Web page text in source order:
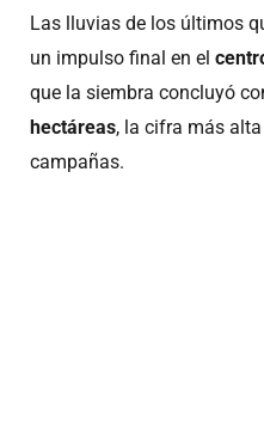
Las lluvias de los últimos
un impulso final en el
que la siembra concluyó
hectáreas, la cifra más
campañas.